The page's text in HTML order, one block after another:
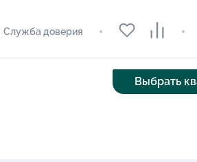
Служба доверия
Выбрать